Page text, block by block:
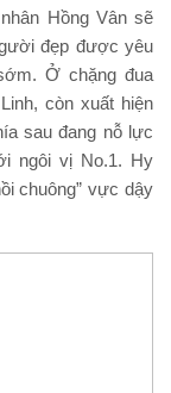
Hồng Vân sẽ
đẹp được yêu
Ở chặng đua
còn xuất hiện
sau đang nỗ lực
ngôi vị No.1. Hy
chuông” vực dậy